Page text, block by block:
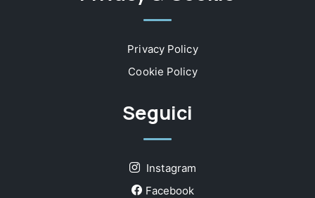
Privacy Policy
Cookie Policy
Seguici
Instagram
Facebook